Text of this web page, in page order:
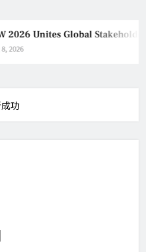
2026 Unites Global
2026
功